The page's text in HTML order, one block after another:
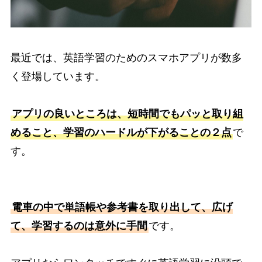
最近では、英語学習のためのスマホアプリが数多
く登場しています。
アプリの良いところは、短時間でもパッと取り組
めること、学習のハードルが下がることの２点で
す。
電車の中で単語帳や参考書を取り出して、広げ
て、学習するのは意外に手間です。